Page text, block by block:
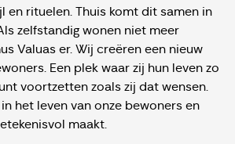
en rituelen. Thuis komt dit samen in
zelfstandig wonen niet meer
Valuas er. Wij creëren een nieuw
Een plek waar zij hun leven zo
voortzetten zoals zij dat wensen.
het leven van onze bewoners en
maakt.